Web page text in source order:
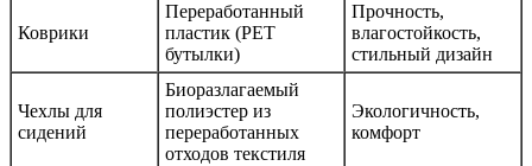
Коврики
Переработанный
пластик (PET
бутылки)
Прочность,
влагостойкость,
стильный дизайн
Чехлы для
сидений
Биоразлагаемый
полиэстер из
переработанных
отходов текстиля
Экологичность,
комфорт